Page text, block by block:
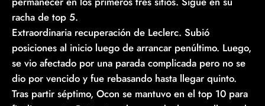
racha de top 5.
Extraordinaria recuperación de Leclerc. Subió
posiciones al inicio luego de arrancar penúltimo. Luego,
se vio afectado por una parada complicada pero no se
dio por vencido y fue rebasando hasta llegar quinto.
Tras partir séptimo, Ocon se mantuvo en el top 10 para